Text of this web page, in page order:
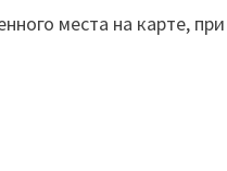
места на карте, при